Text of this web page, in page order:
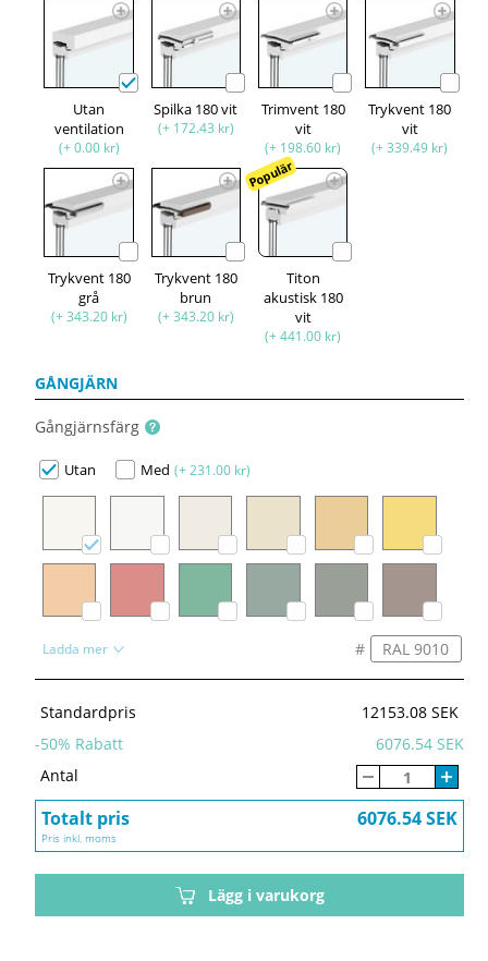
Utan
ventilation
(+ 0.00 kr)
Spilka 180 vit
(+ 172.43 kr)
Trimvent 180
vit
(+ 198.60 kr)
Trykvent 180
vit
(+ 339.49 kr)
Trykvent 180
grå
(+ 343.20 kr)
Trykvent 180
brun
(+ 343.20 kr)
Populär
Titon
akustisk 180
vit
(+ 441.00 kr)
GÅNGJÄRN
Gångjärnsfärg
Utan Med (+ 231.00 kr)
Ladda mer #
Standardpris
12153.08 SEK
-50% Rabatt
6076.54 SEK
Antal
Totalt pris 6076.54 SEK
Pris inkl. moms
Lägg i varukorg